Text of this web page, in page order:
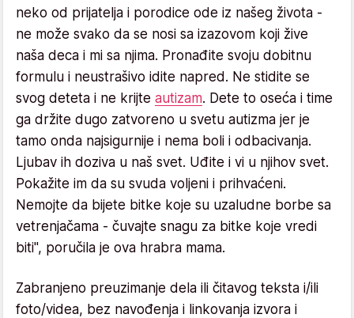
neko od prijatelja i porodice ode iz našeg života -
ne može svako da se nosi sa izazovom koji žive
naša deca i mi sa njima. Pronađite svoju dobitnu
formulu i neustrašivo idite napred. Ne stidite se
svog deteta i ne krijte autizam. Dete to oseća i time
ga držite dugo zatvoreno u svetu autizma jer je
tamo onda najsigurnije i nema boli i odbacivanja.
Ljubav ih doziva u naš svet. Uđite i vi u njihov svet.
Pokažite im da su svuda voljeni i prihvaćeni.
Nemojte da bijete bitke koje su uzaludne borbe sa
vetrenjačama - čuvajte snagu za bitke koje vredi
biti", poručila je ova hrabra mama.
Zabranjeno preuzimanje dela ili čitavog teksta i/ili
foto/videa, bez navođenja i linkovanja izvora i